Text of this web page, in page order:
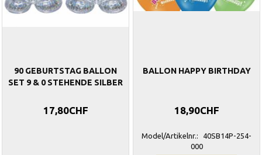
90 GEBURTSTAG BALLON
SET 9 & 0 STEHENDE SILBER
17,80CHF
BALLON HAPPY BIRTHDAY
18,90CHF
Model/Artikelnr.:
40SB14P-254-
000